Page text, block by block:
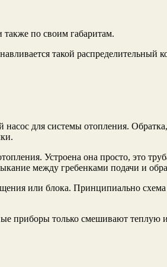
по своим габаритам.
такой распределительный
для системы отопления.
Устроена она просто, это
между гребенками подачи и
или блока. Принципиально схема
приборы только смешивают теплую